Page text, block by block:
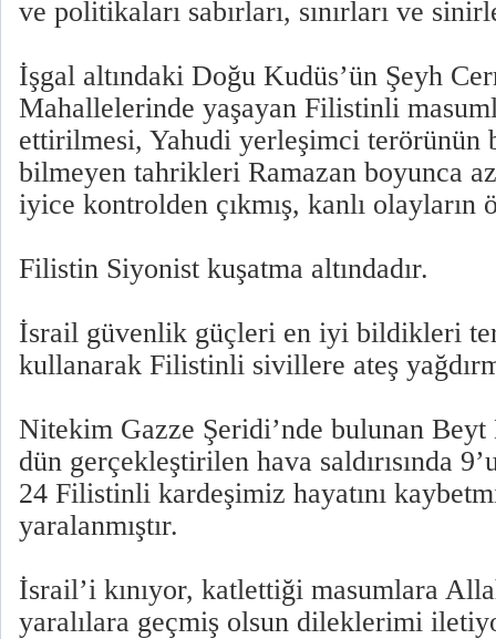
ve politikaları sabırları, sınırları ve
İşgal altındaki Doğu Kudüs’ün Şeyh
Mahallelerinde yaşayan Filistinli
ettirilmesi, Yahudi yerleşimci terörünün
bilmeyen tahrikleri Ramazan boyunca
iyice kontrolden çıkmış, kanlı olayların
Filistin Siyonist kuşatma altındadır.
İsrail güvenlik güçleri en iyi bildikleri
kullanarak Filistinli sivillere ateş
Nitekim Gazze Şeridi’nde bulunan Beyt
dün gerçekleştirilen hava saldırısında
24 Filistinli kardeşimiz hayatını
yaralanmıştır.
İsrail’i kınıyor, katlettiği masumlara
yaralılara geçmiş olsun dileklerimi